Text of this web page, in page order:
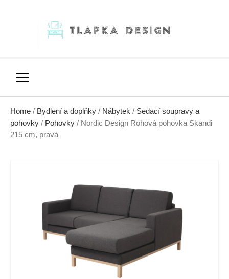
Home / Bydlení a doplňky / Nábytek / Sedací soupravy a
pohovky / Pohovky / Nordic Design Rohová pohovka Skandi
215 cm, pravá